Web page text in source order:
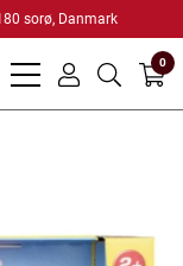
sorø, Danmark
bars
user
search
0